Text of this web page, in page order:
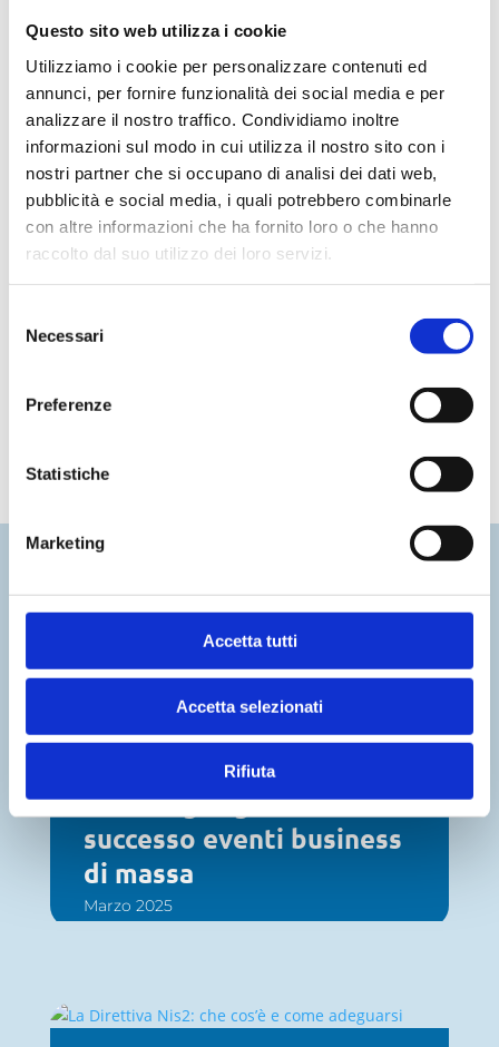
Questo sito web utilizza i cookie
Utilizziamo i cookie per personalizzare contenuti ed
annunci, per fornire funzionalità dei social media e per
analizzare il nostro traffico. Condividiamo inoltre
informazioni sul modo in cui utilizza il nostro sito con i
nostri partner che si occupano di analisi dei dati web,
pubblicità e social media, i quali potrebbero combinarle
con altre informazioni che ha fornito loro o che hanno
raccolto dal suo utilizzo dei loro servizi.
delNecessari
Preferenze
Statistiche
Marketing
Accetta tutti
Accetta selezionati
Rifiuta
La richiesta che però ricorderò per molto tempo e che è
stata davvero esilarante, risale a poco tempo fa: un utente
che dichiarava al telefono di avere problemi con l’invio e
la ricezione della propria posta elettronica, ma solo dopo
svariati controlli e verifiche, ci comunicò che si trovava su
un volo aereo. Per fortuna anche il quel caso si può dire
che l’intervento andò a buon fine![/vc_column_text]
[/vc_column][/vc_row]
Notizie Recenti
Event management e
tecnologia: gestire con
successo eventi business
di massa
Marzo 2025